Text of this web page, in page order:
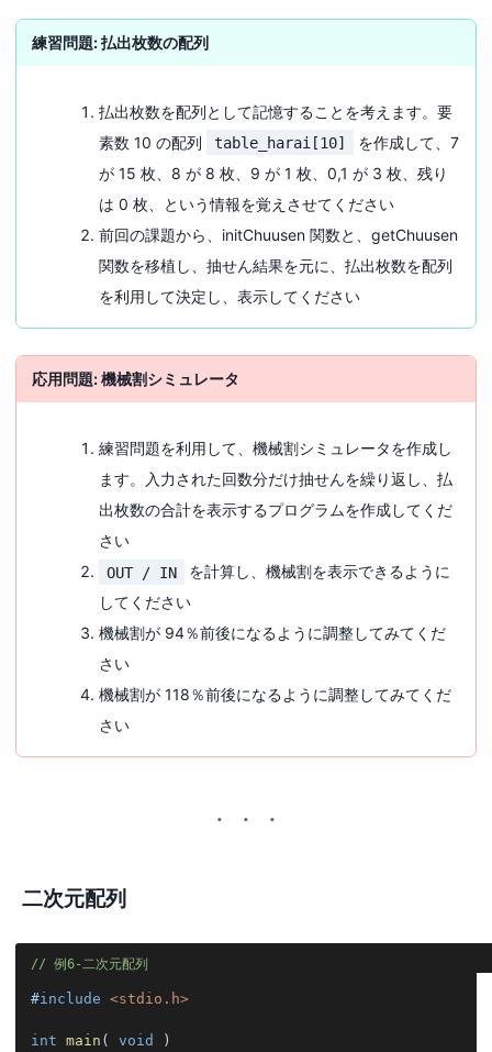
練習問題: 払出枚数の配列
払出枚数を配列として記憶することを考えます。要
素数 10 の配列
table_harai[10]
を作成して、7
が 15 枚、8 が 8 枚、9 が 1 枚、0,1 が 3 枚、残り
は 0 枚、という情報を覚えさせてください
前回の課題から、initChuusen 関数と、getChuusen
関数を移植し、抽せん結果を元に、払出枚数を配列
を利用して決定し、表示してください
応用問題: 機械割シミュレータ
練習問題を利用して、機械割シミュレータを作成し
ます。入力された回数分だけ抽せんを繰り返し、払
出枚数の合計を表示するプログラムを作成してくだ
さい
OUT / IN
を計算し、機械割を表示できるように
してください
機械割が 94％前後になるように調整してみてくだ
さい
機械割が 118％前後になるように調整してみてくだ
さい
二次元配列
例6-二次元配列
#include <stdio.h>
int main ( void
)